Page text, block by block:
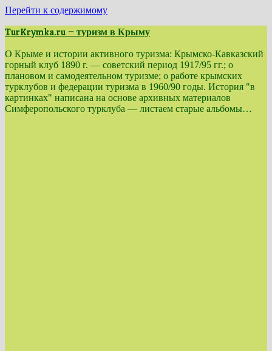
Перейти к содержимому
TurKrymka.ru — туризм в Крыму
О Крыме и истории активного туризма: Крымско-Кавказский
горный клуб 1890 г. — советский период 1917/95 гг.; о
плановом и самодеятельном туризме; о работе крымских
турклубов и федерации туризма в 1960/90 годы. История "в
картинках" написана на основе архивных материалов
Симферопольского турклуба — листаем старые альбомы…